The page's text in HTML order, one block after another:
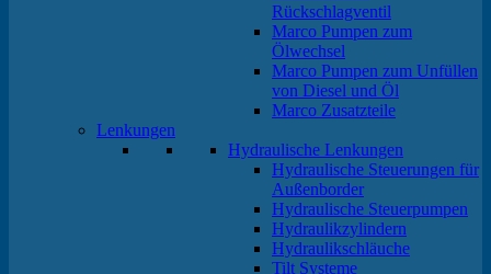
Rückschlagventil
Marco Pumpen zum
Ölwechsel
Marco Pumpen zum Unfüllen
von Diesel und Öl
Marco Zusatzteile
Lenkungen
Hydraulische Lenkungen
Hydraulische Steuerungen für
Außenborder
Hydraulische Steuerpumpen
Hydraulikzylindern
Hydraulikschläuche
Tilt Systeme